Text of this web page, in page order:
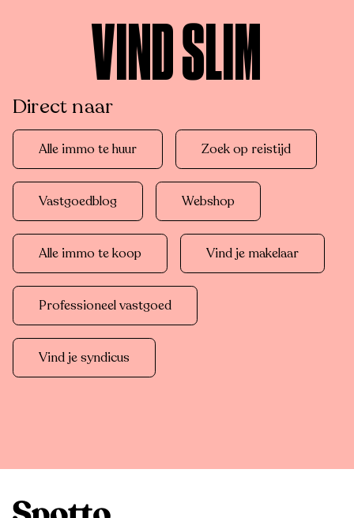
VIND SLIM
Direct naar
Alle immo te huur Zoek op reistijd
Vastgoedblog Webshop
Alle immo te koop Vind je makelaar
Professioneel vastgoed
Vind je syndicus